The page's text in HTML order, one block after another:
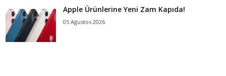
Apple Ürünlerine Yeni Zam Kapıda!
05 Ağustos 2026